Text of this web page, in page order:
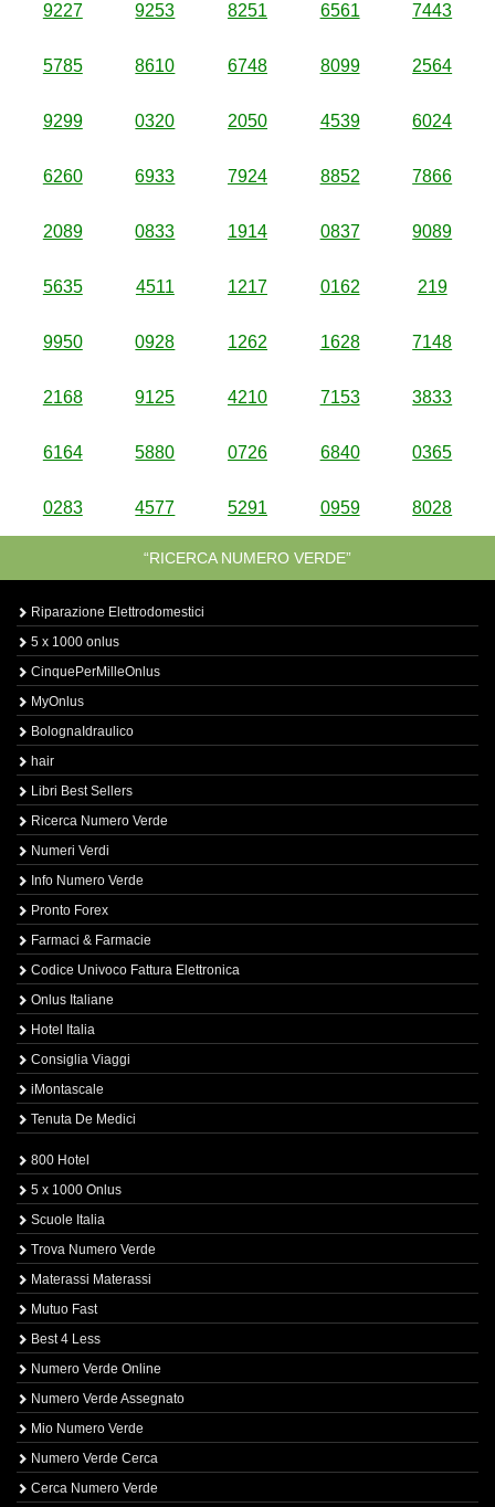
9227 9253 8251 6561 7443
5785 8610 6748 8099 2564
9299 0320 2050 4539 6024
6260 6933 7924 8852 7866
2089 0833 1914 0837 9089
5635 4511 1217 0162 219
9950 0928 1262 1628 7148
2168 9125 4210 7153 3833
6164 5880 0726 6840 0365
0283 4577 5291 0959 8028
“RICERCA NUMERO VERDE”
Riparazione Elettrodomestici
5 x 1000 onlus
CinquePerMilleOnlus
MyOnlus
BolognaIdraulico
hair
Libri Best Sellers
Ricerca Numero Verde
Numeri Verdi
Info Numero Verde
Pronto Forex
Farmaci & Farmacie
Codice Univoco Fattura Elettronica
Onlus Italiane
Hotel Italia
Consiglia Viaggi
iMontascale
Tenuta De Medici
800 Hotel
5 x 1000 Onlus
Scuole Italia
Trova Numero Verde
Materassi Materassi
Mutuo Fast
Best 4 Less
Numero Verde Online
Numero Verde Assegnato
Mio Numero Verde
Numero Verde Cerca
Cerca Numero Verde